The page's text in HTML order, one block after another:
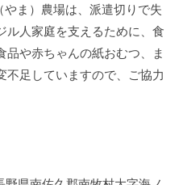
ま）農場は、派遣切りで失
ル人家庭を支えるために、食
品や赤ちゃんの紙おむつ、ま
不足していますので、ご協力